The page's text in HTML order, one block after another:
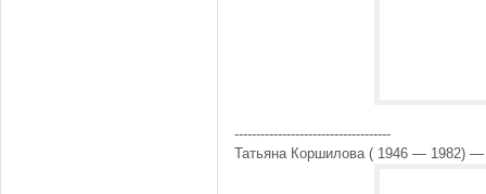
------------------------------------
Татьяна Коршилова ( 1946 — 1982) —